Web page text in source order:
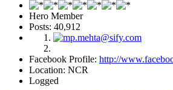
Hero Member
Posts: 40,912
Facebook Profile: http://
Location: NCR
Logged